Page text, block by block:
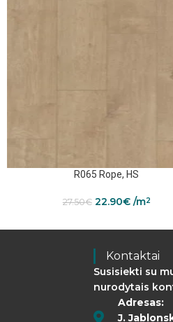
R065 Rope, HS
27.50€ 22.90€/m2
Kontaktai
Susisiekti su
nurodytais
Adresas:
J.